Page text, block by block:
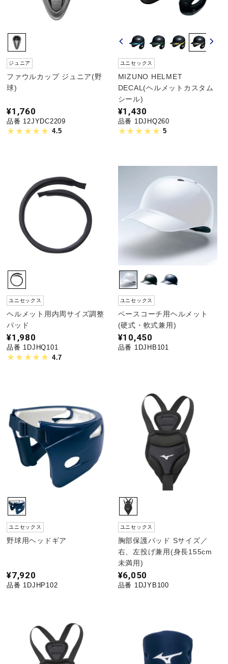
陸上競技
ソフトボール
ワーキング
ウォーキングシューズ
インナー
寝具／ミズノスリープ
サポーター
健康／エクササイズ
ジュニア／キッズ
メディカル
その他
ジュニア
ファウルカップ ジュニア(野
球)
¥1,760
品番 12JYDC2209
4.5
ユニセックス
MIZUNO HELMET
DECAL(ヘルメットカスタム
シール)
¥1,430
品番 1DJHQ260
5
ユニセックス
ヘルメット用内周サイズ調整
パッド
¥1,980
品番 1DJHQ101
4.7
ユニセックス
ベースコーチ用ヘルメット
(硬式・軟式兼用)
¥10,450
品番 1DJHB101
ユニセックス
野球用ヘッドギア
¥7,920
品番 1DJHP102
ユニセックス
胸部保護パッド Sサイズ／
右、左投げ兼用(身長155cm
未満用)
¥6,050
品番 1DJYB100